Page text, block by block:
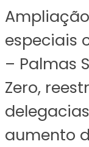
especiais
– Palmas
Zero,
aumento